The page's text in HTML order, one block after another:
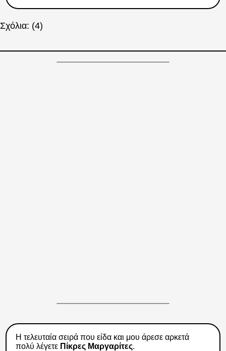
Σχόλια: (4)
Η τελευταία σειρά που είδα και μου άρεσε αρκετά
πολύ λέγετε Πίκρες Μαργαρίτες.